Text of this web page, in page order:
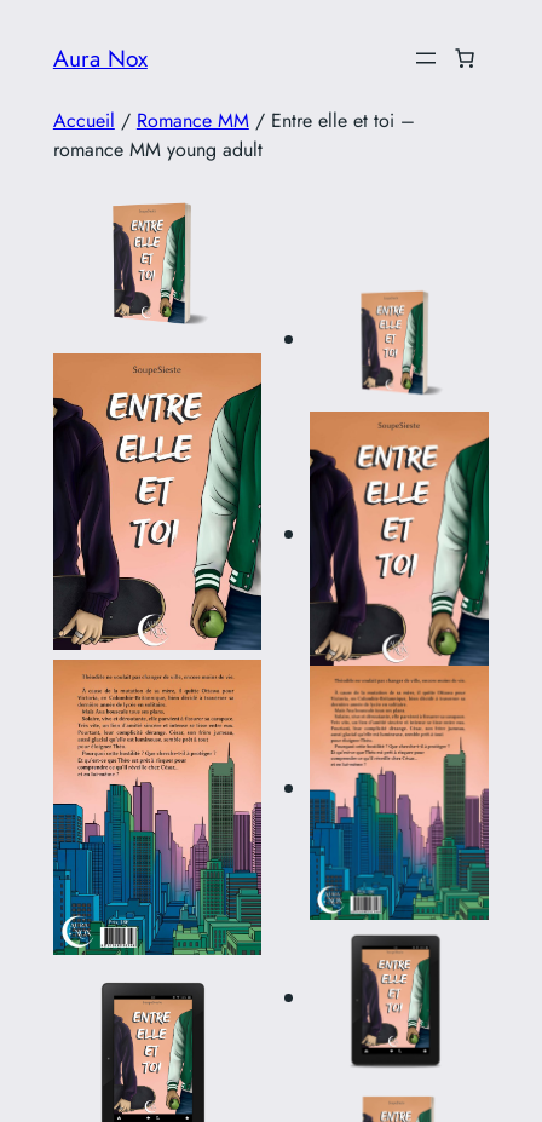
Aura Nox
Accueil / Romance MM/ Entre elle et toi –
romance MM young adult